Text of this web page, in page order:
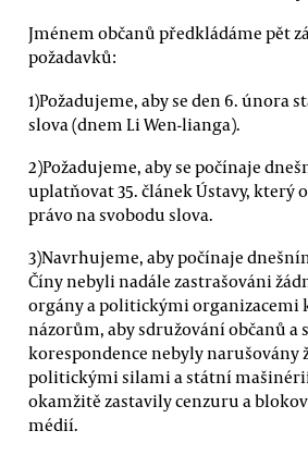
Jménem občanů předkládáme pět
požadavků:
1)Požadujeme, aby se den 6. února
slova (dnem Li Wen-lianga).
2)Požadujeme, aby se počínaje
uplatňovat 35. článek Ústavy, který
právo na svobodu slova.
3)Navrhujeme, aby počínaje
Číny nebyli nadále zastrašováni
orgány a politickými organizacemi
názorům, aby sdružování občanů a
korespondence nebyly narušovány
politickými silami a státní
okamžitě zastavily cenzuru a
médií.